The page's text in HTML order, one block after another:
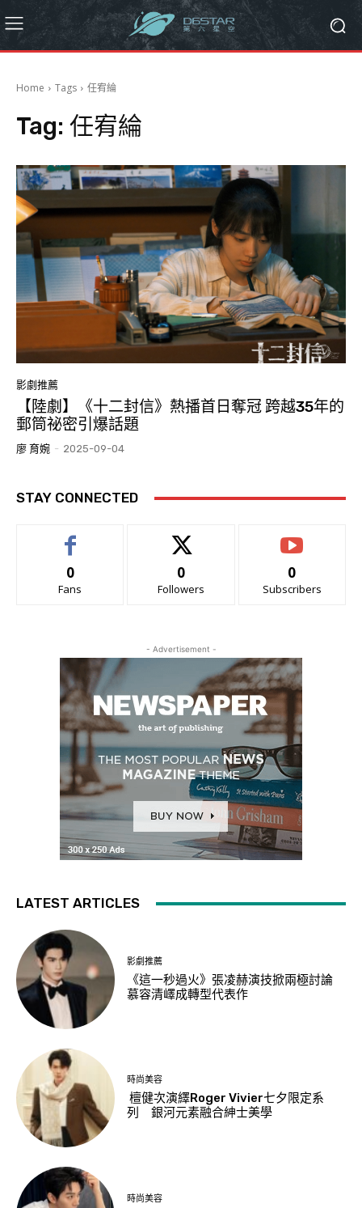
Home Tags 任宥綸
Tag: 任宥綸
影劇推薦
【陸劇】《十二封信》熱播首日奪冠 跨越35年的
郵筒祕密引爆話題
廖 育婉 - 2025-09-04
STAY CONNECTED
0
Fans
0
Followers
0
Subscribers
- Advertisement -
LATEST ARTICLES
影劇推薦
《這一秒過火》張凌赫演技掀兩極討論
慕容清嶧成轉型代表作
時尚美容
檀健次演繹Roger Vivier七夕限定系
列 銀河元素融合紳士美學
時尚美容